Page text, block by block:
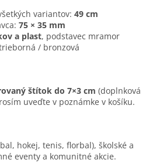
variantov: 49 cm
75 × 35 mm
a plast, podstavec mramor
/ bronzová
štítok do 7×3 cm (doplnková
uveďte v poznámke v košíku.
hokej, tenis, florbal), školské a
eventy a komunitné akcie.